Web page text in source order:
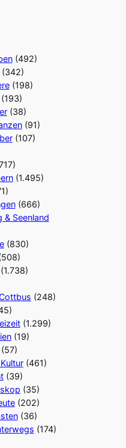
(492)
(198)
(193)
(38)
(91)
(107)
(1.495)
(666)
& Seenland
(830)
(1.738)
(248)
(1.299)
(19)
(57)
(461)
(39)
(35)
(202)
(36)
(174)